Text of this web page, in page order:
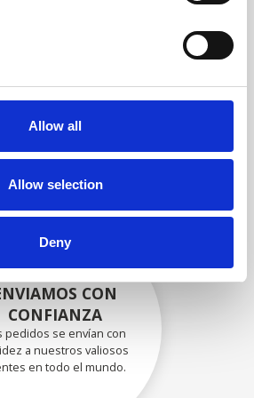
Allow all
Allow selection
Deny
DE
FORMA SEGURA
Cada pieza individual se
de forma segura
CON
CONFIANZA
pedidos se envían con
a nuestros valiosos
en todo el mundo.